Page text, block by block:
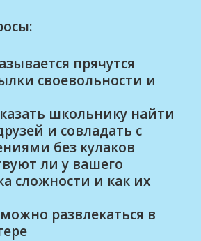
прячутся
своевольности и
школьнику найти
и совладать с
без кулаков
ли у вашего
сложности и как их
развлекаться в